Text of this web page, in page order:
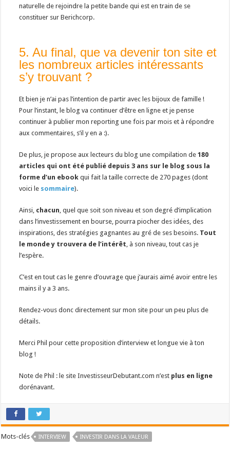
naturelle de rejoindre la petite bande qui est en train de se
constituer sur Berichcorp.
5. Au final, que va devenir ton site et
les nombreux articles intéressants
s’y trouvant ?
Et bien je n’ai pas l’intention de partir avec les bijoux de famille !
Pour l’instant, le blog va continuer d’être en ligne et je pense
continuer à publier mon reporting une fois par mois et à répondre
aux commentaires, s’il y en a :).
De plus, je propose aux lecteurs du blog une compilation de180
articles qui ont été publié depuis 3 ans sur le blog sous la
forme d’un ebook qui fait la taille correcte de 270 pages (dont
voici le sommaire).
Ainsi, chacun, quel que soit son niveau et son degré d’implication
dans l’investissement en bourse, pourra piocher des idées, des
inspirations, des stratégies gagnantes au gré de ses besoins. Tout
le monde y trouvera de l’intérêt, à son niveau, tout cas je
l’espère.
C’est en tout cas le genre d’ouvrage que j’aurais aimé avoir entre les
mains il y a 3 ans.
Rendez-vous donc directement sur mon site pour un peu plus de
détails.
Merci Phil pour cette proposition d’interview et longue vie à ton
blog !
Note de Phil : le site InvestisseurDebutant.com n’est plus en ligne
dorénavant.
Mots-clés INTERVIEW INVESTIR DANS LA VALEUR